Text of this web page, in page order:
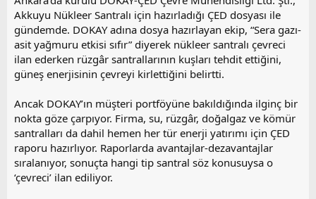
Akkuyu Nükleer Santralı için hazırladığı ÇED dosyası ile
gündemde. DOKAY adına dosya hazırlayan ekip, “Sera gazı-
asit yağmuru etkisi sıfır” diyerek nükleer santralı çevreci
ilan ederken rüzgâr santrallarının kuşları tehdit ettiğini,
güneş enerjisinin çevreyi kirlettiğini belirtti.
Ancak DOKAY’ın müşteri portföyüne bakıldığında ilginç bir
nokta göze çarpıyor. Firma, su, rüzgâr, doğalgaz ve kömür
santralları da dahil hemen her tür enerji yatırımı için ÇED
raporu hazırlıyor. Raporlarda avantajlar-dezavantajlar
sıralanıyor, sonuçta hangi tip santral söz konusuysa o
‘çevreci’ ilan ediliyor.